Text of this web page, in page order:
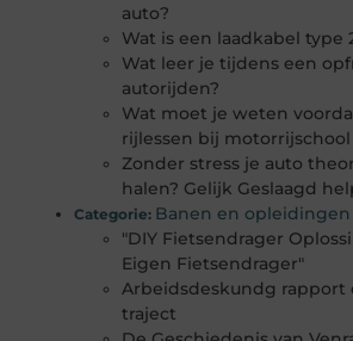
auto?
Wat is een laadkabel type
Wat leer je tijdens een
autorijden?
Wat moet je weten
rijlessen bij
Zonder stress je auto
halen? Gelijk Geslaagd
Categorie: Banen en opleidingen
"DIY Fietsendrager
Eigen Fietsendrager"
Arbeidsdeskundg rapport
traject